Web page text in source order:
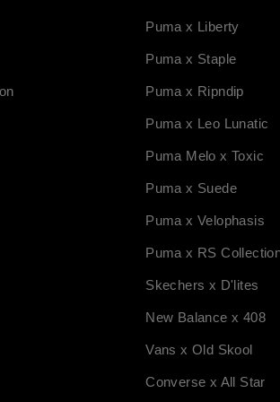
Puma x Liberty
Puma x Staple
Puma x Ripndip
Puma x Leo Lunatic
Puma Melo x Toxic
Puma x Suede
Puma x Velophasis
Puma x RS
Skechers x D'lites
New Balance x 408
Vans x Old Skool
Converse x All Star